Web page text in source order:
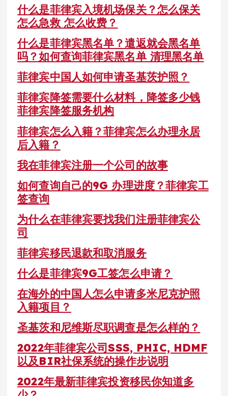
什么是菲律宾入境机场保关？怎么保关
怎么急救 怎么收费？
什么是菲律宾黑名单？遣返就会黑名单
吗？如何查询菲律宾黑名单 清理黑名单
菲律宾中国人如何申请圣基茨护照？
菲律宾降签需要什么材料，降签多少钱
菲律宾降签服务机构
菲律宾怎么入籍？菲律宾怎么办理永居
后入籍？
我在菲律宾注册一个公司的故事
如何查询自己的9G 办理进度？菲律宾工
签查询
为什么在菲律宾要找我们注册菲律宾公
司
菲律宾移民退款和取消服务
什么是菲律宾9G工签怎么申请？
在海外的中国人怎么申请多米尼克护照
入籍项目？
圣基茨和尼维斯尽职调查是怎么样的？
2022年菲律宾公司SSS, PHIC, HDMF
以及BIR社保系统的操作步说明
2022年最新菲律宾投资移民你知道多